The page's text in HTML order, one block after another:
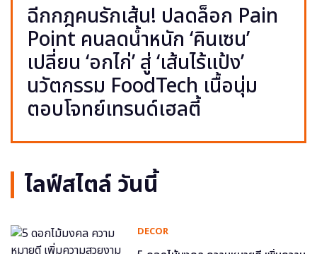
ฉีกกฎคนรักเส้น! ปลดล็อก Pain
Point คนลดน้ำหนัก ‘คินเซน’
เปลี่ยน ‘อกไก่’ สู่ ‘เส้นไร้แป้ง’
นวัตกรรม FoodTech เนื้อนุ่ม
ตอบโจทย์เทรนด์เฮลตี้
ไลฟ์สไตล์ วันนี้
DECOR